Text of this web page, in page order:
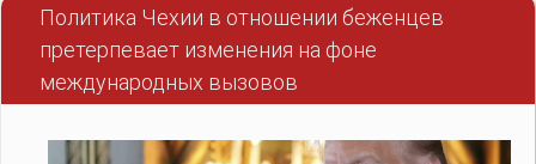
Политика Чехии в отношении беженцев
претерпевает изменения на фоне
международных вызовов